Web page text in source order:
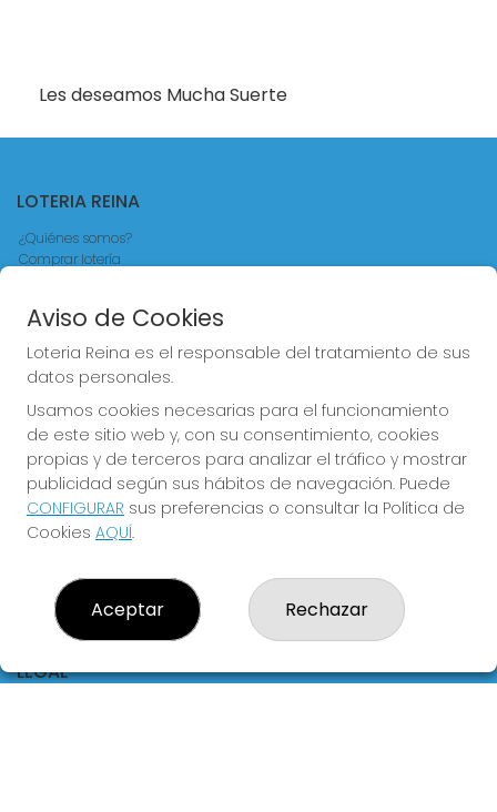
Les deseamos Mucha Suerte
LOTERIA REINA
¿Quiénes somos?
Comprar lotería
Empresas
Comprar en SELAE
Acceso
Registro
CONTACTO
ADMINISTRACION DE LOTERIAS Nº4 VALENCIA - Receptor
Oficial 83370
963550150
info@loteriareina.com
Valencia, 46011
(Valencia) España
LEGAL
Aviso de Cookies
Loteria Reina es el responsable del tratamiento de sus
datos personales.
Usamos cookies necesarias para el funcionamiento
de este sitio web y, con su consentimiento, cookies
propias y de terceros para analizar el tráfico y mostrar
publicidad según sus hábitos de navegación. Puede
CONFIGURAR sus preferencias o consultar la Política de
Cookies AQUÍ.
Aceptar Rechazar